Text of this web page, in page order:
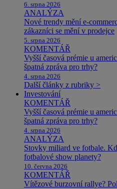
6. srpna 2026
ANALÝZA
Nové trendy mění e-
zákazníci se mění v prodejce
5. srpna 2026
KOMENTÁŘ
Vyšší časová prémie u
špatná zpráva pro trhy?
4. srpna 2026
Další články z rubriky >
Investování
KOMENTÁŘ
Vyšší časová prémie u
špatná zpráva pro trhy?
4. srpna 2026
ANALÝZA
Stovky miliard ve fotbale.
fotbalové show planety?
10. června 2026
KOMENTÁŘ
Vítězové burzovní rallye?